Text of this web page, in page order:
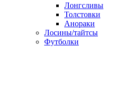
Лонгсливы
Толстовки
Анораки
Лосины/тайтсы
Футболки